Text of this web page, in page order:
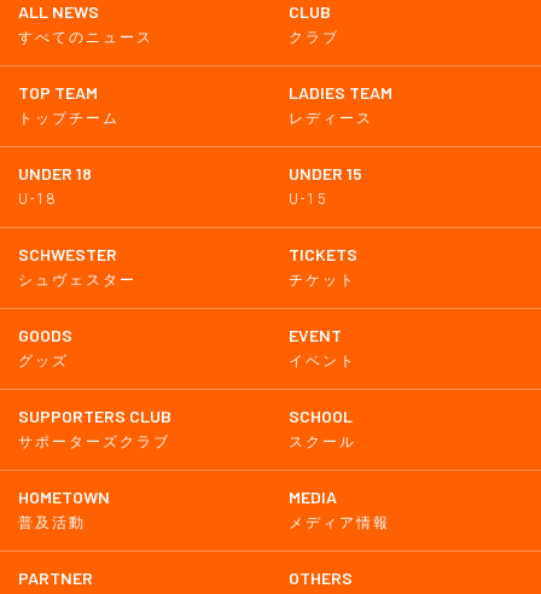
ALL NEWS
すべてのニュース
CLUB
クラブ
TOP TEAM
トップチーム
LADIES TEAM
レディース
UNDER 18
U-18
UNDER 15
U-15
SCHWESTER
シュヴェスター
TICKETS
チケット
GOODS
グッズ
EVENT
イベント
SUPPORTERS CLUB
サポーターズクラブ
SCHOOL
スクール
HOMETOWN
普及活動
MEDIA
メディア情報
PARTNER OTHERS